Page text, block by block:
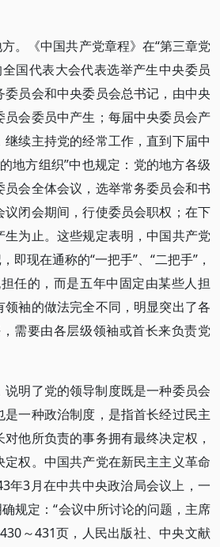
。《中国共产党章程》在“第三章党
国代表大会代表选举产生中央委员
员会和中央委员会总书记，由中央
会委员中产生；每届中央委员会产
续主持党的经常工作，直到下届中
地方组织”中也规定：党的地方各级
会全体会议，选举常务委员会和书
闭会期间，行使委员会职权；在下
为止。这些规定表明，中国共产党
现在通称的“一把手”、“二把手”，
任的，而是五年中固定由某些人担
袖的做法完全不同，明显突出了各
需要由各层级领袖或首长来负责党
明了党的领导制度既是一种委员会
一种政治制度，是指首长经过民主
他所负责的事务拥有最终决定权，
权。中国共产党在新民主主义革命
年3月在中共中央政治局会议上，一
规定：“会议中所讨论的问题，主席
～431页，人民出版社、中央文献